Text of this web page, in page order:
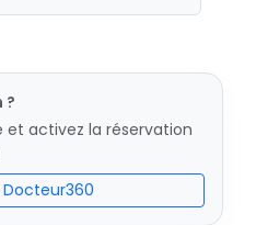
?
et activez la réservation
Docteur360